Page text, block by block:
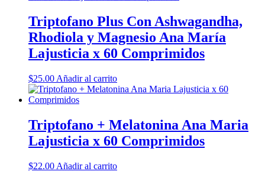
Triptofano Plus Con Ashwagandha,
Rhodiola y Magnesio Ana María
Lajusticia x 60 Comprimidos
$25.00 Añadir al carrito
Triptofano + Melatonina Ana Maria
Lajusticia x 60 Comprimidos
$22.00 Añadir al carrito